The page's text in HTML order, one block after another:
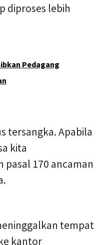
diproses lebih
Pedagang
tersangka. Apabila
kita
pasal 170 ancaman
tempat
kantor